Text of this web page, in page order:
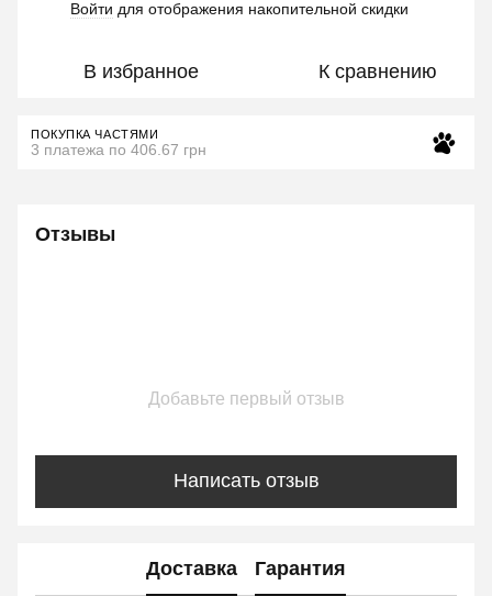
Войти для отображения накопительной скидки
В избранное К сравнению
ПОКУПКА ЧАСТЯМИ
3 платежа по 406.67 грн
Отзывы
Добавьте первый отзыв
Написать отзыв
Доставка Гарантия